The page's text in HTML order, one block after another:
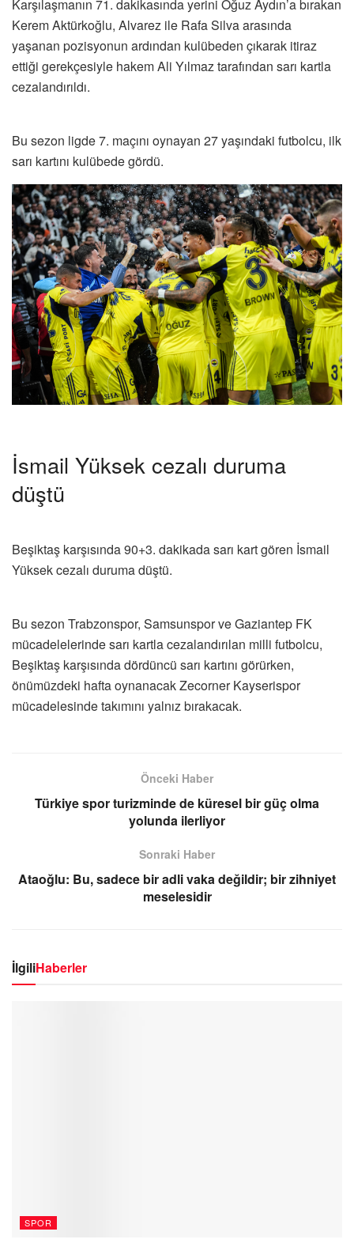
Karşılaşmanın 71. dakikasında yerini Oğuz Aydın’a bırakan
Kerem Aktürkoğlu, Alvarez ile Rafa Silva arasında
yaşanan pozisyonun ardından kulübeden çıkarak itiraz
ettiği gerekçesiyle hakem Ali Yılmaz tarafından sarı kartla
cezalandırıldı.
Bu sezon ligde 7. maçını oynayan 27 yaşındaki futbolcu, ilk
sarı kartını kulübede gördü.
İsmail Yüksek cezalı duruma
düştü
Beşiktaş karşısında 90+3. dakikada sarı kart gören İsmail
Yüksek cezalı duruma düştü.
Bu sezon Trabzonspor, Samsunspor ve Gaziantep FK
mücadelelerinde sarı kartla cezalandırılan milli futbolcu,
Beşiktaş karşısında dördüncü sarı kartını görürken,
önümüzdeki hafta oynanacak Zecorner Kayserispor
mücadelesinde takımını yalnız bırakacak.
Önceki Haber
Türkiye spor turizminde de küresel bir güç olma
yolunda ilerliyor
Sonraki Haber
Ataoğlu: Bu, sadece bir adli vaka değildir; bir zihniyet
meselesidir
İlgiliHaberler
SPOR